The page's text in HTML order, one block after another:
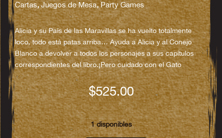
Cartas,Juegos de Mesa,Party Games
Alicia y su País de las Maravillas se ha vuelto totalmente
loco, todo está patas arriba… Ayuda a Alicia y al Conejo
Blanco a devolver a todos los personajes a sus capítulos
correspondientes del libro.¡Pero cuidado con el Gato
$525.00
1 disponibles